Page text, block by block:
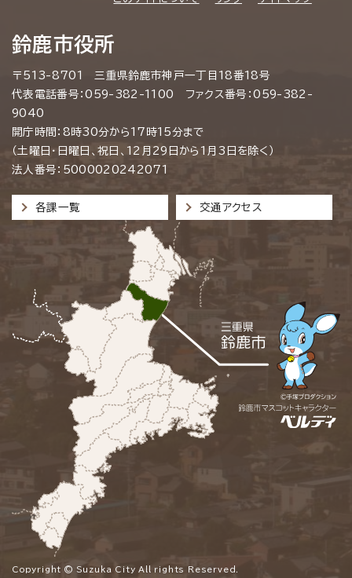
鈴鹿市役所
〒513-8701 三重県鈴鹿市神戸一丁目18番18号
代表電話番号：059-382-1100 ファクス番号：059-382-
9040
開庁時間：8時30分から17時15分まで
（土曜日・日曜日、祝日、12月29日から1月3日を除く）
法人番号：5000020242071
各課一覧 交通アクセス
Copyright © Suzuka City All rights Reserved.